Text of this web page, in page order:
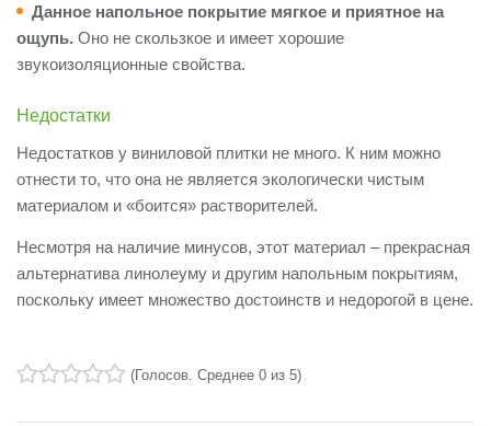
Данное напольное покрытие мягкое и приятное на
ощупь. Оно не скользкое и имеет хорошие
звукоизоляционные свойства.
Недостатки
Недостатков у виниловой плитки не много. К ним можно
отнести то, что она не является экологически чистым
материалом и «боится» растворителей.
Несмотря на наличие минусов, этот материал – прекрасная
альтернатива линолеуму и другим напольным покрытиям,
поскольку имеет множество достоинств и недорогой в цене.
(Голосов . Среднее 0 из 5)